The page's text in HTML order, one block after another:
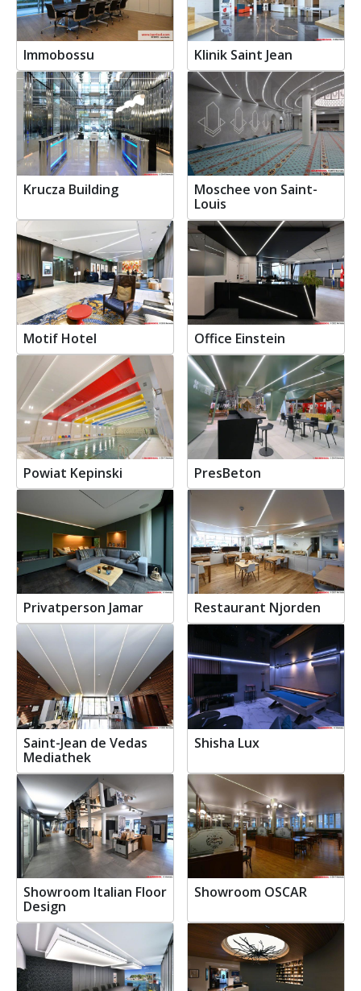
Immobossu Klinik Saint Jean
Krucza Building
Moschee von Saint-
Louis
Motif Hotel Office Einstein
Powiat Kepinski PresBeton
Privatperson Jamar Restaurant Njorden
Saint-Jean de Vedas
Mediathek
Shisha Lux
Showroom Italian Floor
Design
Showroom OSCAR